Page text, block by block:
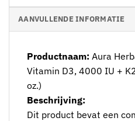
AANVULLENDE INFORMATIE
Productnaam: Aura
Vitamin D3, 4000 IU +
oz.)
Beschrijving:
Dit product bevat een